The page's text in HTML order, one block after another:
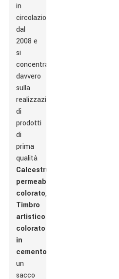
in
circolazione
dal
2008 e
si
concentrano
davvero
sulla
realizzazione
di
prodotti
di
prima
qualità
Calcestruzzo
permeabile
colorato,
Timbro
artistico
colorato
in
cemento
un
sacco